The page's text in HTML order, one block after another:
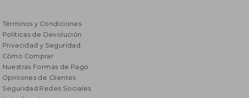
Términos y Condiciones
Políticas de Devolución
Privacidad y Seguridad
Cómo Comprar
Nuestras Formas de Pago
Opiniones de Clientes
Seguridad Redes Sociales